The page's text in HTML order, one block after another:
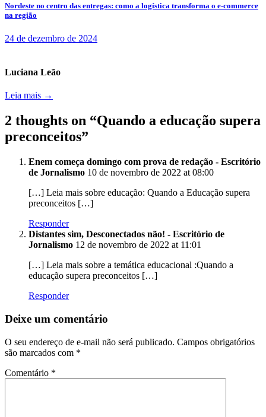
Nordeste no centro das entregas: como a logística transforma o e-commerce
na região
24 de dezembro de 2024
Luciana Leão
Leia mais →
2 thoughts on “Quando a educação supera
preconceitos”
Enem começa domingo com prova de redação - Escritório
de Jornalismo 10 de novembro de 2022 at 08:00
[…] Leia mais sobre educação: Quando a Educação supera
preconceitos […]
Responder
Distantes sim, Desconectados não! - Escritório de
Jornalismo 12 de novembro de 2022 at 11:01
[…] Leia mais sobre a temática educacional :Quando a
educação supera preconceitos […]
Responder
Deixe um comentário
O seu endereço de e-mail não será publicado. Campos obrigatórios
são marcados com *
Comentário *